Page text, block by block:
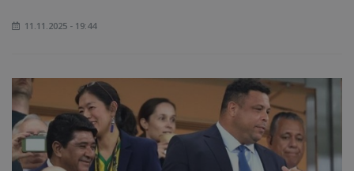
11.11.2025 - 19:44